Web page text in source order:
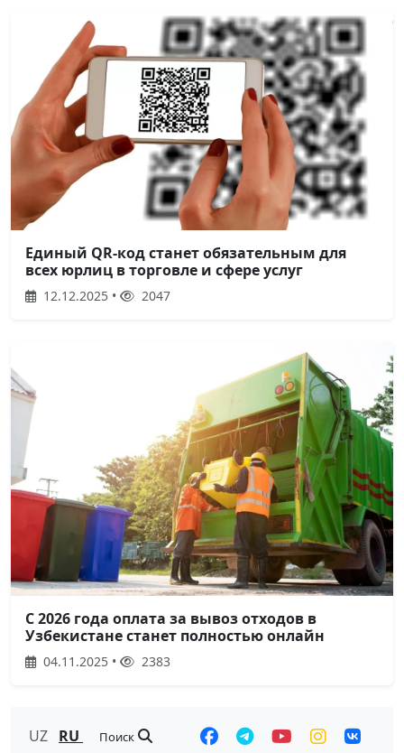
Единый QR-код станет обязательным для
всех юрлиц в торговле и сфере услуг
12.12.2025 • 2047
С 2026 года оплата за вывоз отходов в
Узбекистане станет полностью онлайн
04.11.2025 • 2383
UZ RU Поиск